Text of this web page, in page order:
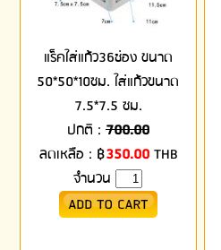
แร็คใส่แก้ว36ช่อง ขนาด
50*50*10ซม. ใส่แก้วขนาด
7.5*7.5 ซม.
ปกติ : 700.00
ลดเหลือ : ฿350.00THB
จำนวน